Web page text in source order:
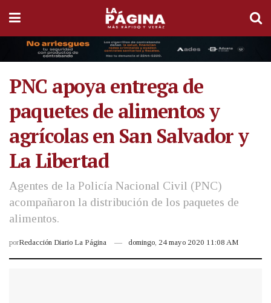
PNC apoya entrega de
paquetes de alimentos y
agrícolas en San Salvador y
La Libertad
Agentes de la Policía Nacional Civil (PNC)
acompañaron la distribución de los paquetes de
alimentos.
porRedacción Diario La Página domingo, 24 mayo 2020 11:08 AM